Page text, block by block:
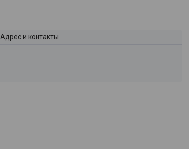
Адрес и контакты